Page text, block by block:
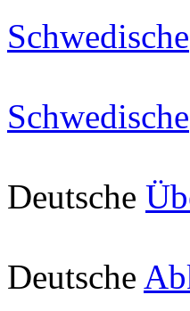
Schwedische
Schwedische
Deutsche
Deutsche